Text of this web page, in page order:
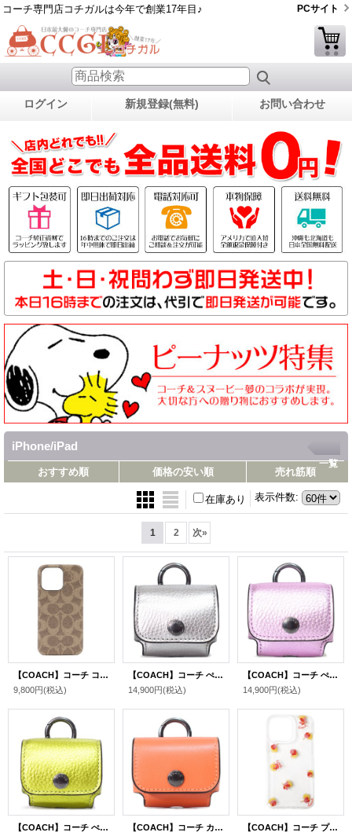
コーチ専門店コチガルは今年で創業17年目♪ PCサイト
ログイン 新規登録(無料) お問い合わせ
iPhone/iPad
一覧
おすすめ順 価格の安い順 売れ筋順
表示件数:
在庫あり
1 2 次»
【COACH】コーチ コーティングキャンバス シグネチャー iPhone13PRO専用 スマホケース スマホカバー カーキ【訳あり】〔日本未発売〕
9,800円(税込)
【COACH】コーチ ぺブルレザー イヤホン airpods pro エアーポッズプロ ケース バッグチャーム キーホルダー メタリックアッシュ（日本未発売）
14,900円(税込)
【COACH】コーチ ぺブルレザー イヤホン airpods pro エアーポッズプロ ケース バッグチャーム キーホルダー メタリックライラック（日本未発売）
14,900円(税込)
【COACH】コーチ ぺブルレザー イヤホン airpods pro エアーポッズプロ ケース バッグチャーム キーホルダー メタリックシトリン（日本未発売）
【COACH】コーチ カーフレザー イヤホン airpods pro エアーポッズプロ ケース バッグチャーム キーホルダー サンセット（日本未発売）
【COACH】コーチ プラスチック 花柄 フラワー プリント ロゴ iPhone 13PRO 専用 スマホケース スマホカバー クリア×レッド【訳あり】〔日本未発売〕